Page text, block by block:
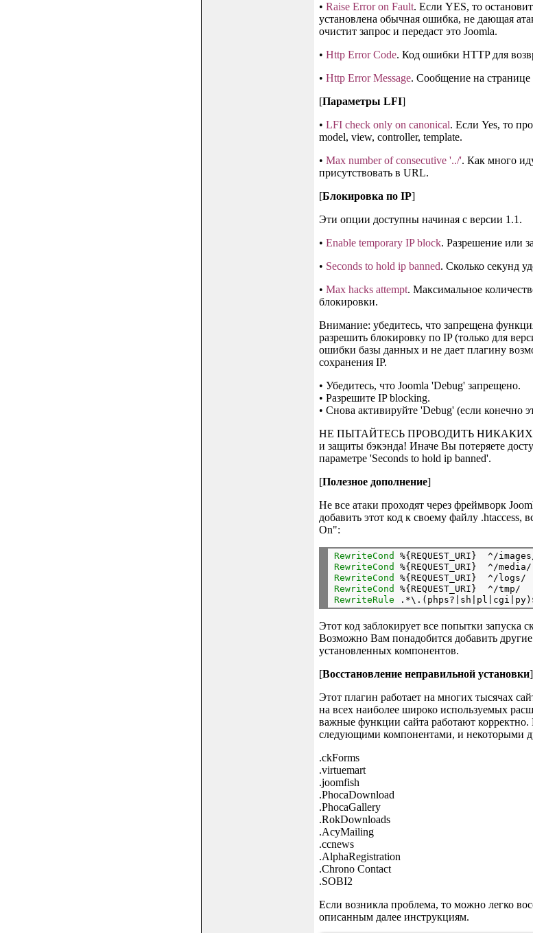
• Raise Error on Fault. Если YES, то
установлена обычная ошибка, не дающая
очистит запрос и передаст это Joomla.
• Http Error Code. Код ошибки HTTP для
• Http Error Message. Сообщение на
[Параметры LFI]
• LFI check only on canonical. Если Yes, то
model, view, controller, template.
• Max number of consecutive '../'. Как много
присутствовать в URL.
[Блокировка по IP]
Эти опции доступны начиная с версии 1.1.
• Enable temporary IP block. Разрешение или
• Seconds to hold ip banned. Сколько секунд
• Max hacks attempt. Максимальное
блокировки.
Внимание: убедитесь, что запрещена
разрешить блокировку по IP (только для
ошибки базы данных и не дает плагину
сохранения IP.
• Убедитесь, что Joomla 'Debug' запрещено.
• Разрешите IP blocking.
• Снова активируйте 'Debug' (если конечно
НЕ ПЫТАЙТЕСЬ ПРОВОДИТЬ НИКАКИХ
и защиты бэкэнда! Иначе Вы потеряете
параметре 'Seconds to hold ip banned'.
[Полезное дополнение]
Не все атаки проходят через фреймворк
добавить этот код к своему файлу .htaccess,
On":
RewriteCond
%{REQUEST_URI}  ^/
RewriteCond
%{REQUEST_URI}  ^/
RewriteCond
%{REQUEST_URI}  ^/logs/
RewriteCond
%{REQUEST_URI}  ^/tmp/
RewriteRule
Этот код заблокирует все попытки запуска
Возможно Вам понадобится добавить
установленных компонентов.
[Восстановление неправильной установки]
Этот плагин работает на многих тысячах
на всех наиболее широко используемых
важные функции сайта работают корректно.
следующими компонентами, и некоторыми
.ckForms
.virtuemart
.joomfish
.PhocaDownload
.PhocaGallery
.RokDownloads
.AcyMailing
.ccnews
.AlphaRegistration
.Chrono Contact
.SOBI2
Если возникла проблема, то можно легко
описанным далее инструкциям.